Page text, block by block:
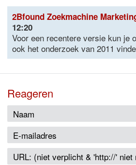
2Bfound Zoekmachine
12:20
Voor een recentere versie kun je
ook het onderzoek van 2011
Reageren